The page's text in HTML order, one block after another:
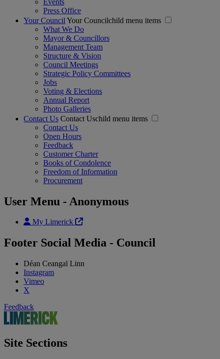
Press Office
Your Council Your Councilchild menu items
What We Do
Mayor & Councillors
Management Team
Structure & Vision
Council Meetings
Strategic Policy Committees
Jobs
Voting & Elections
Annual Report
Photo Galleries
Contact Us Contact Uschild menu items
Contact Us
Open Hours
Feedback
Customer Charter
Books of Condolence
Freedom of Information
Procurement
User Menu - Anonymous
My Limerick
Footer Social Media - Council
Déan Ceangal Linn
Instagram
Vimeo
X
Feedback
Site Sections